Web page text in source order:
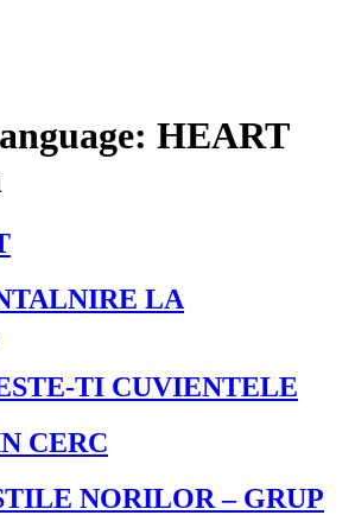
HEART
LA
TI CUVIENTELE
CERC
NORILOR – GRUP